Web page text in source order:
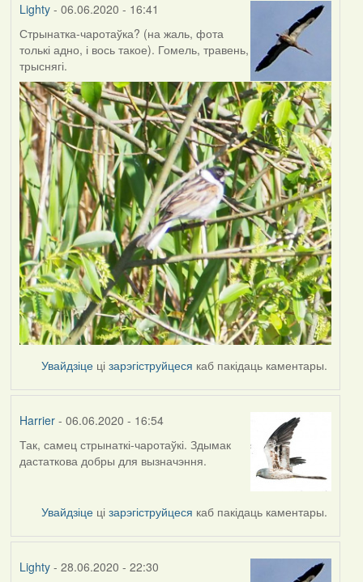
Lighty- 06.06.2020 - 16:41
Стрынатка-чаротаўка? (на жаль, фота
толькі адно, і вось такое). Гомель, травень,
трыснягі.
Увайдзіце цізарэгіструйцеся каб пакідаць каментары.
Harrier- 06.06.2020 - 16:54
In
reply
Lighty
Так, самец стрынаткі-чаротаўкі. Здымак
дастаткова добры для вызначэння.
Увайдзіце цізарэгіструйцеся каб пакідаць каментары.
Lighty- 28.06.2020 - 22:30